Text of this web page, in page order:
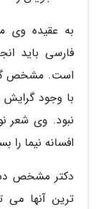
به عقیده وی
فارسی باید
است. مشخص
با وجود گرایش
نبود. وی شعر
افسانه نیما
دکتر مشخص
ترین آنها می